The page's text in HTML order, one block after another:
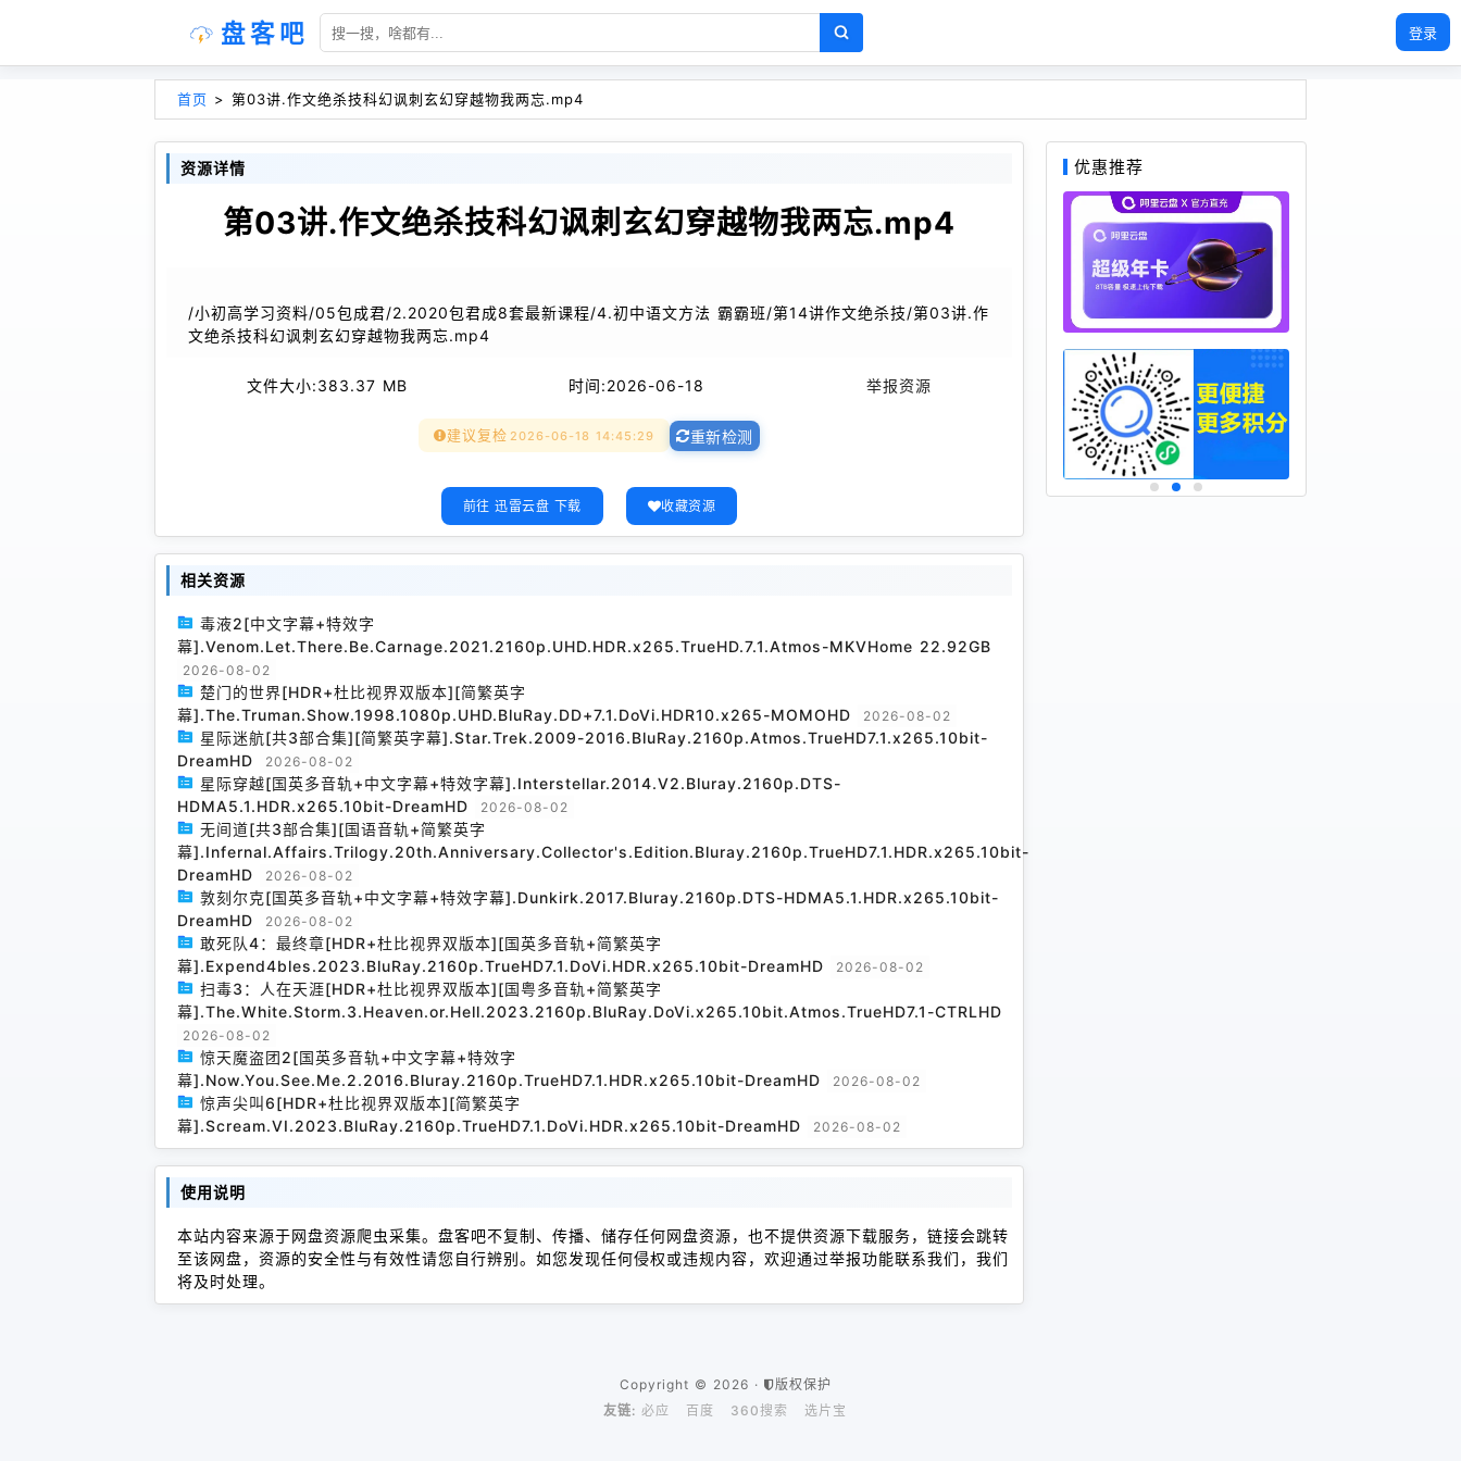
登录
盘客吧
首页 > 第03讲.作文绝杀技科幻讽刺玄幻穿越物我两忘.mp4
资源详情
第03讲.作文绝杀技科幻讽刺玄幻穿越物我两忘.mp4
/小初高学习资料/05包成君/2.2020包君成8套最新课程/4.初中语文方法 霸霸班/第14讲作文绝杀技/第03讲.作
文绝杀技科幻讽刺玄幻穿越物我两忘.mp4
文件大小:383.37 MB 时间:2026-06-18 举报资源
建议复检 2026-06-18 14:45:29 重新检测
前往 迅雷云盘 下载 收藏资源
相关资源
毒液2[中文字幕+特效字
幕].Venom.Let.There.Be.Carnage.2021.2160p.UHD.HDR.x265.TrueHD.7.1.Atmos-MKVHome 22.92GB
2026-08-02
楚门的世界[HDR+杜比视界双版本][简繁英字
幕].The.Truman.Show.1998.1080p.UHD.BluRay.DD+7.1.DoVi.HDR10.x265-MOMOHD
2026-08-02
星际迷航[共3部合集][简繁英字幕].Star.Trek.2009-2016.BluRay.2160p.Atmos.TrueHD7.1.x265.10bit-
DreamHD
2026-08-02
星际穿越[国英多音轨+中文字幕+特效字幕].Interstellar.2014.V2.Bluray.2160p.DTS-
HDMA5.1.HDR.x265.10bit-DreamHD
2026-08-02
无间道[共3部合集][国语音轨+简繁英字
幕].Infernal.Affairs.Trilogy.20th.Anniversary.Collector's.Edition.Bluray.2160p.TrueHD7.1.HDR.x265.10bit-
DreamHD
2026-08-02
敦刻尔克[国英多音轨+中文字幕+特效字幕].Dunkirk.2017.Bluray.2160p.DTS-HDMA5.1.HDR.x265.10bit-
DreamHD
2026-08-02
敢死队4：最终章[HDR+杜比视界双版本][国英多音轨+简繁英字
幕].Expend4bles.2023.BluRay.2160p.TrueHD7.1.DoVi.HDR.x265.10bit-DreamHD
2026-08-02
扫毒3：人在天涯[HDR+杜比视界双版本][国粤多音轨+简繁英字
幕].The.White.Storm.3.Heaven.or.Hell.2023.2160p.BluRay.DoVi.x265.10bit.Atmos.TrueHD7.1-CTRLHD
2026-08-02
惊天魔盗团2[国英多音轨+中文字幕+特效字
幕].Now.You.See.Me.2.2016.Bluray.2160p.TrueHD7.1.HDR.x265.10bit-DreamHD
2026-08-02
惊声尖叫6[HDR+杜比视界双版本][简繁英字
幕].Scream.VI.2023.BluRay.2160p.TrueHD7.1.DoVi.HDR.x265.10bit-DreamHD
2026-08-02
使用说明
本站内容来源于网盘资源爬虫采集。盘客吧不复制、传播、储存任何网盘资源，也不提供资源下载服务，链接会跳转
至该网盘，资源的安全性与有效性请您自行辨别。如您发现任何侵权或违规内容，欢迎通过举报功能联系我们，我们
将及时处理。
优惠推荐
Copyright © 2026 ·
版权保护
友链: 必应 百度 360搜索 选片宝